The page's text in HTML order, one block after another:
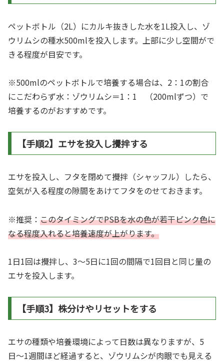
ペットボトル（2L）にカルキ抜きした水を1L投入し、ゾ
ウリムシの種水500mlを投入します。上部に少し空間がで
きる程度が目安です。
※500mlのペットボトルで培養する場合は、2：1の割合
にこだわらず水：ゾウリムシ＝1：1 （200mlずつ）で
培養するのがおすすめです。
【手順2】エサを投入し攪拌する
エサを投入し、フタを閉めて攪拌（シャッフル）したら、
空気が入る程度の隙間をあけてフタをのせておきます。
※推奨： このタイミングでPSBを水の色が若干ピンク色に
なる程度入れると培養速度が上がります。
1日1回は攪拌し、3〜5日に1回の間隔で1回目と同じ量の
エサを投入します。
【手順3】株分けやリセットをする
エサの種類や培養環境によって日数は異なりますが、5
日〜1週間ほど経過すると、ゾウリムシが肉眼でも見える